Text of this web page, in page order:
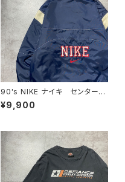
90's NIKE ナイキ センタース
ウォッシュ ハーフジップ バッ
ク刺繍 中綿 ナイロンプルオ
¥9,900